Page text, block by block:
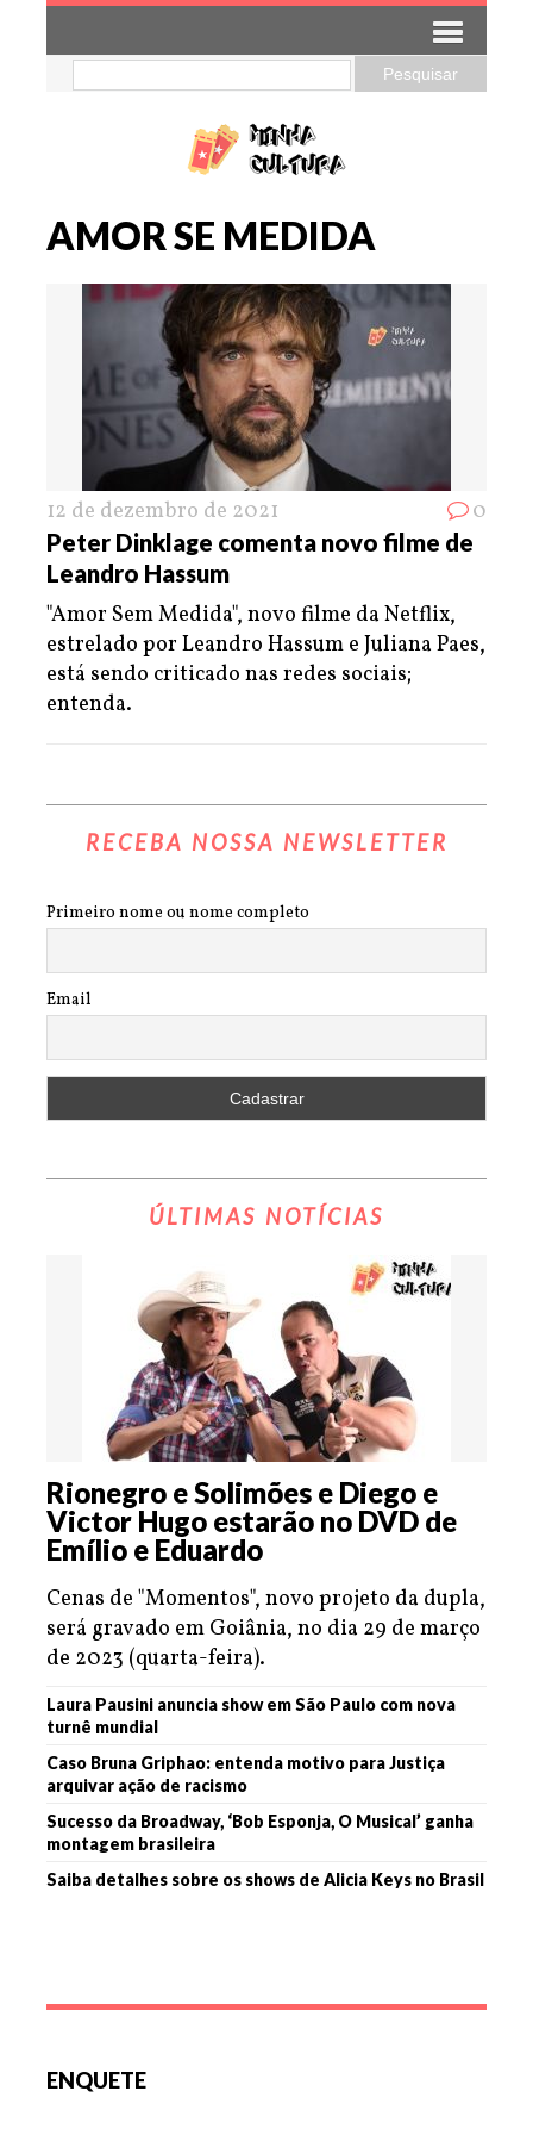
AMOR SE MEDIDA
12 de dezembro de 2021 0
Peter Dinklage comenta novo filme de
Leandro Hassum
"Amor Sem Medida", novo filme da Netflix,
estrelado por Leandro Hassum e Juliana Paes,
está sendo criticado nas redes sociais;
entenda.
RECEBA NOSSA NEWSLETTER
Primeiro nome ou nome completo
Email
ÚLTIMAS NOTÍCIAS
Rionegro e Solimões e Diego e
Victor Hugo estarão no DVD de
Emílio e Eduardo
Cenas de "Momentos", novo projeto da dupla,
será gravado em Goiânia, no dia 29 de março
de 2023 (quarta-feira).
Laura Pausini anuncia show em São Paulo com nova
turnê mundial
Caso Bruna Griphao: entenda motivo para Justiça
arquivar ação de racismo
Sucesso da Broadway, ‘Bob Esponja, O Musical’ ganha
montagem brasileira
Saiba detalhes sobre os shows de Alicia Keys no Brasil
ENQUETE